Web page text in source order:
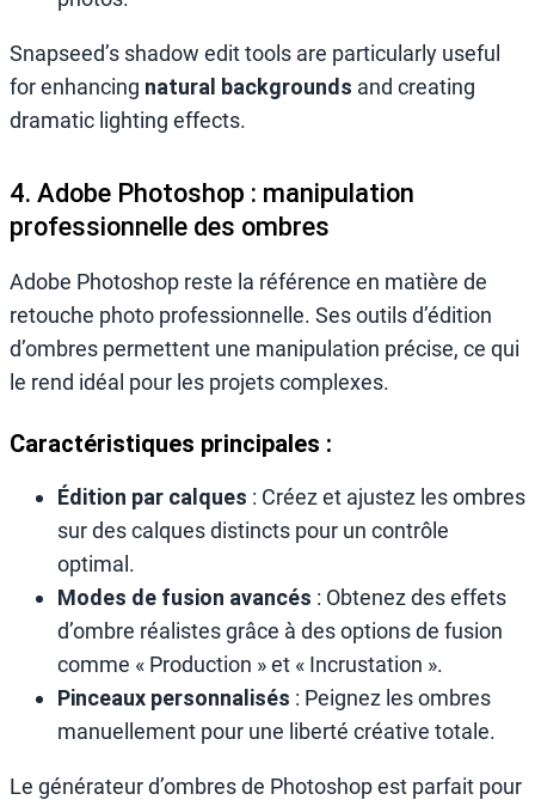
Snapseed’s shadow edit tools are particularly useful
for enhancing natural backgrounds and creating
dramatic lighting effects.
4. Adobe Photoshop : manipulation
professionnelle des ombres
Adobe Photoshop reste la référence en matière de
retouche photo professionnelle. Ses outils d’édition
d’ombres permettent une manipulation précise, ce qui
le rend idéal pour les projets complexes.
Caractéristiques principales :
Édition par calques : Créez et ajustez les ombres
sur des calques distincts pour un contrôle
optimal.
Modes de fusion avancés : Obtenez des effets
d’ombre réalistes grâce à des options de fusion
comme « Production » et « Incrustation ».
Pinceaux personnalisés : Peignez les ombres
manuellement pour une liberté créative totale.
Le générateur d’ombres de Photoshop est parfait pour